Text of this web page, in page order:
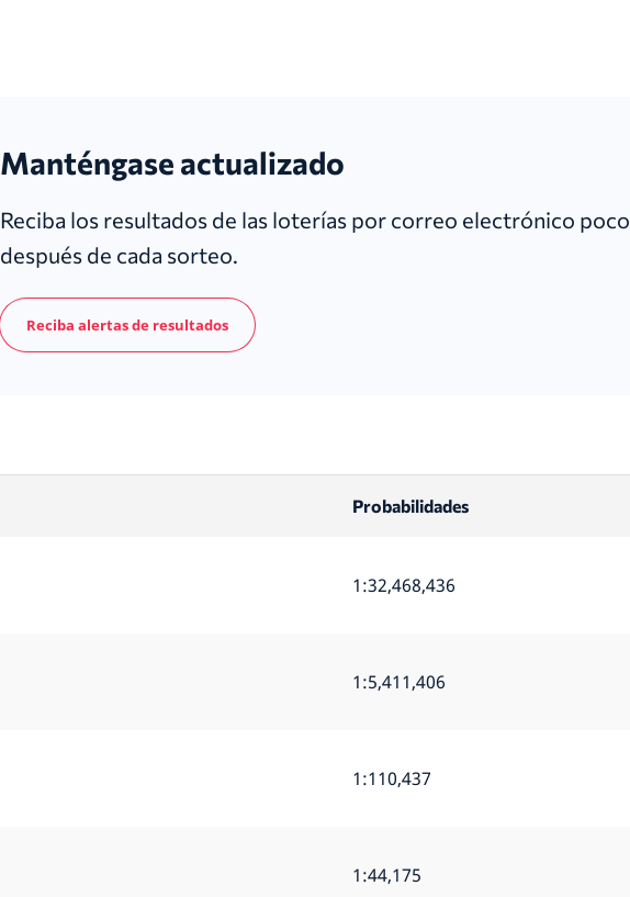
Manténgase actualizado
Reciba los resultados de las loterías por correo electrónico poco
después de cada sorteo.
Reciba alertas de resultados
Probabilidades
1:32,468,436
1:5,411,406
1:110,437
1:44,175